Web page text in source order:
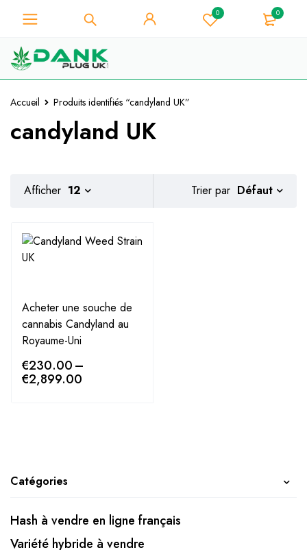
0 0
Accueil Produits identifiés “candyland UK”
candyland UK
Catégories
Hash à vendre en ligne français
Variété hybride à vendre
Trier par Défaut
Afficher 12
Acheter une souche de
cannabis Candyland au
Royaume-Uni
€230.00–
€2,899.00
Pour les amateurs d'herbe -
Obtenez une remise instantanée de
10% sur chaque achat - Code de
coupon "WELCOME10".